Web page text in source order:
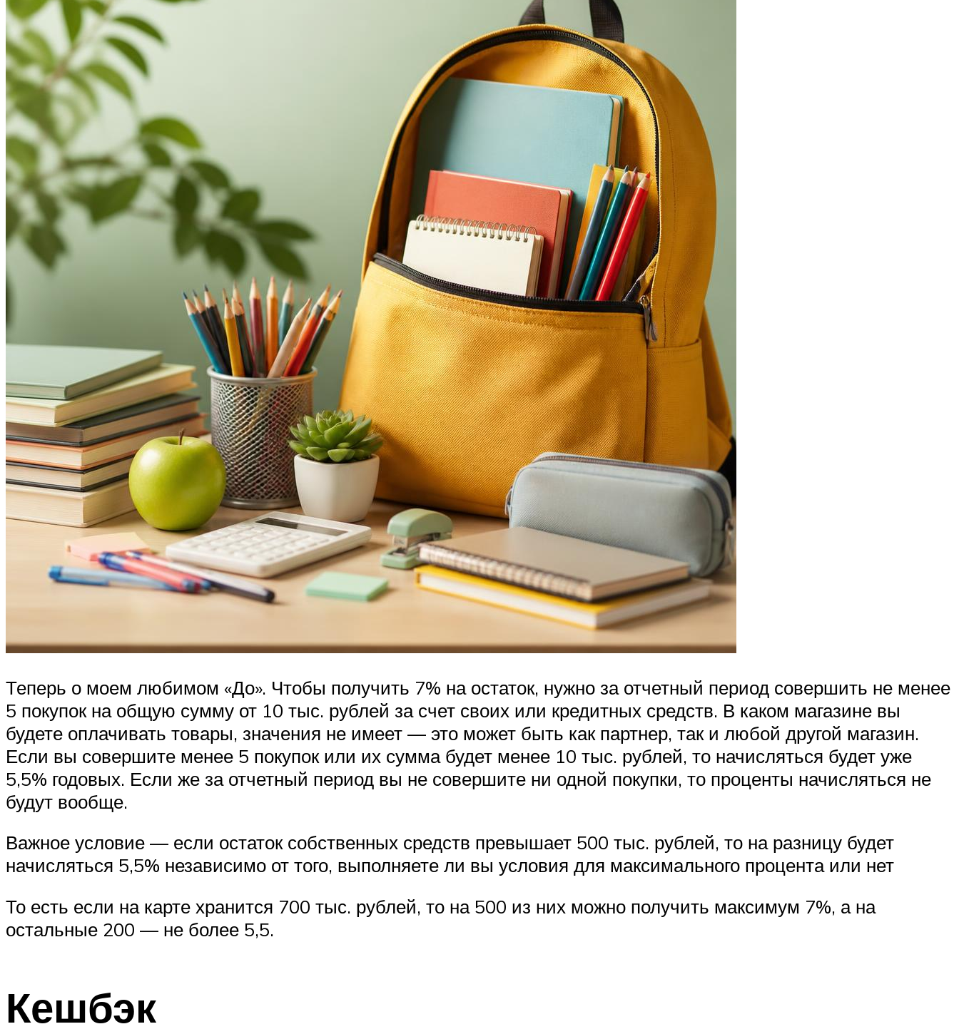
Теперь о моем любимом «До». Чтобы получить 7% на остаток, нужно за отчетный период совершить не менее
5 покупок на общую сумму от 10 тыс. рублей за счет своих или кредитных средств. В каком магазине вы
будете оплачивать товары, значения не имеет — это может быть как партнер, так и любой другой магазин.
Если вы совершите менее 5 покупок или их сумма будет менее 10 тыс. рублей, то начисляться будет уже
5,5% годовых. Если же за отчетный период вы не совершите ни одной покупки, то проценты начисляться не
будут вообще.
Важное условие — если остаток собственных средств превышает 500 тыс. рублей, то на разницу будет
начисляться 5,5% независимо от того, выполняете ли вы условия для максимального процента или нет
То есть если на карте хранится 700 тыс. рублей, то на 500 из них можно получить максимум 7%, а на
остальные 200 — не более 5,5.
Кешбэк